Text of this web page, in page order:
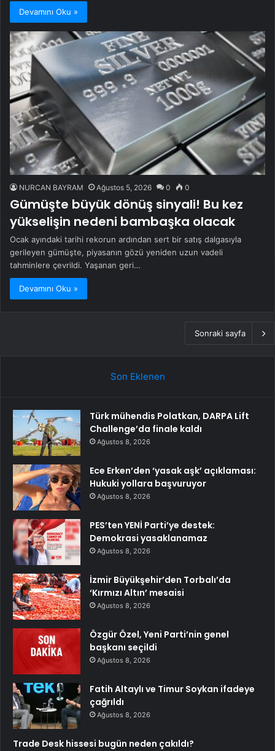
Devamını Oku »
NURCAN BAYRAM Ağustos 5, 2026 0 0
Gümüşte büyük dönüş sinyali! Bu kez
yükselişin nedeni bambaşka olacak
Ocak ayındaki tarihi rekorun ardından sert bir satış dalgasıyla
gerileyen gümüşte, piyasanın gözü yeniden uzun vadeli
tahminlere çevrildi. Yaşanan geri…
Devamını Oku »
Sonraki sayfa
Son Eklenen
Türk mühendis Polatkan, DARPA Lift
Challenge’da finale kaldı
Ağustos 8, 2026
Ece Erken’den ‘yasak aşk’ açıklaması:
Hukuki yollara başvuruyor
Ağustos 8, 2026
PES’ten YENİ Parti’ye destek:
Demokrasi yasaklanamaz
Ağustos 8, 2026
İzmir Büyükşehir’den Torbalı’da
‘Kırmızı Altın’ mesaisi
Ağustos 8, 2026
Özgür Özel, Yeni Parti’nin genel
başkanı seçildi
Ağustos 8, 2026
Fatih Altaylı ve Timur Soykan ifadeye
çağrıldı
Ağustos 8, 2026
Trade Desk hissesi bugün neden çakıldı?